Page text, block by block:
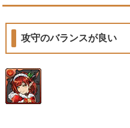
攻守のバランスが良い